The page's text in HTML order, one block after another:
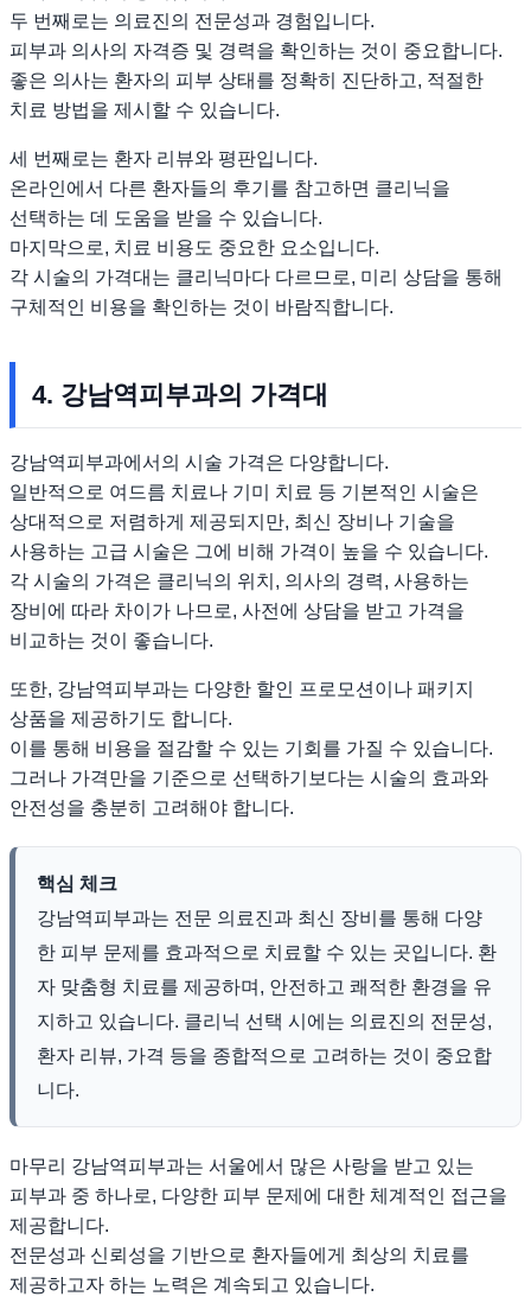
두 번째로는 의료진의 전문성과 경험입니다.
피부과 의사의 자격증 및 경력을 확인하는 것이 중요합니다.
좋은 의사는 환자의 피부 상태를 정확히 진단하고, 적절한
치료 방법을 제시할 수 있습니다.
세 번째로는 환자 리뷰와 평판입니다.
온라인에서 다른 환자들의 후기를 참고하면 클리닉을
선택하는 데 도움을 받을 수 있습니다.
마지막으로, 치료 비용도 중요한 요소입니다.
각 시술의 가격대는 클리닉마다 다르므로, 미리 상담을 통해
구체적인 비용을 확인하는 것이 바람직합니다.
4. 강남역피부과의 가격대
강남역피부과에서의 시술 가격은 다양합니다.
일반적으로 여드름 치료나 기미 치료 등 기본적인 시술은
상대적으로 저렴하게 제공되지만, 최신 장비나 기술을
사용하는 고급 시술은 그에 비해 가격이 높을 수 있습니다.
각 시술의 가격은 클리닉의 위치, 의사의 경력, 사용하는
장비에 따라 차이가 나므로, 사전에 상담을 받고 가격을
비교하는 것이 좋습니다.
또한, 강남역피부과는 다양한 할인 프로모션이나 패키지
상품을 제공하기도 합니다.
이를 통해 비용을 절감할 수 있는 기회를 가질 수 있습니다.
그러나 가격만을 기준으로 선택하기보다는 시술의 효과와
안전성을 충분히 고려해야 합니다.
핵심 체크
강남역피부과는 전문 의료진과 최신 장비를 통해 다양
한 피부 문제를 효과적으로 치료할 수 있는 곳입니다. 환
자 맞춤형 치료를 제공하며, 안전하고 쾌적한 환경을 유
지하고 있습니다. 클리닉 선택 시에는 의료진의 전문성,
환자 리뷰, 가격 등을 종합적으로 고려하는 것이 중요합
니다.
마무리 강남역피부과는 서울에서 많은 사랑을 받고 있는
피부과 중 하나로, 다양한 피부 문제에 대한 체계적인 접근을
제공합니다.
전문성과 신뢰성을 기반으로 환자들에게 최상의 치료를
제공하고자 하는 노력은 계속되고 있습니다.